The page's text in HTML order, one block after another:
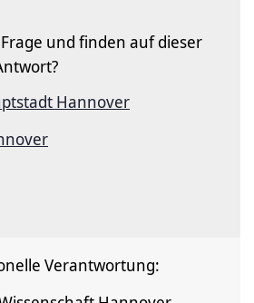
und finden auf dieser
Hannover
Verantwortung: